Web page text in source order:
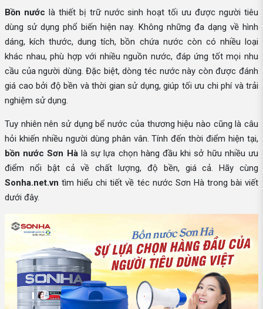
Bồn nước là thiết bị trữ nước sinh hoạt tối ưu được người tiêu
dùng sử dụng phổ biến hiện nay. Không những đa dạng về hình
dáng, kích thước, dung tích, bồn chứa nước còn có nhiều loại
khác nhau, phù hợp với nhiều nguồn nước, đáp ứng tốt mọi nhu
cầu của người dùng. Đặc biệt, dòng téc nước này còn được đánh
giá cao bởi độ bền và thời gian sử dụng, giúp tối ưu chi phí và trải
nghiệm sử dụng.
Tuy nhiên nên sử dụng bể nước của thương hiệu nào cũng là câu
hỏi khiến nhiều người dùng phân vân. Tính đến thời điểm hiện tại,
bồn nước Sơn Hàlà sự lựa chọn hàng đầu khi sở hữu nhiều ưu
điểm nổi bật cả về chất lượng, độ bền, giá cả. Hãy cùng
Sonha.net.vn tìm hiểu chi tiết về téc nước Sơn Hà trong bài viết
dưới đây.